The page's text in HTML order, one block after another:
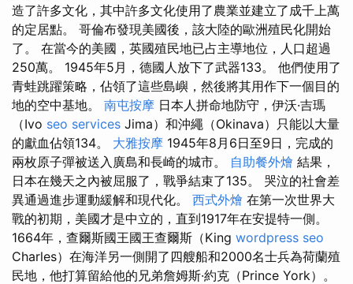
造了許多文化，其中許多文化使用了農業並建立了成千上萬
的定居點。 哥倫布發現美國後，該大陸的歐洲殖民化開始
了。 在當今的美國，英國殖民地已占主導地位，人口超過
250萬。 1945年5月，德國人放下了武器133。 他們使用了
青蛙跳躍策略，佔領了這些島嶼，然後將其用作下一個目的
地的空中基地。 南屯按摩 日本人拼命地防守，伊沃·吉瑪
（Ivo seo services Jima）和沖繩（Okinava）只能以大量
的獻血佔領134。 大雅按摩 1945年8月6日至9日，完成的
兩枚原子彈被送入廣島和長崎的城市。 自助餐外燴 結果，
日本在幾天之內被屈服了，戰爭結束了135。 哭泣的社會差
異通過進步運動緩解和現代化。 西式外燴 在第一次世界大
戰的初期，美國才是中立的，直到1917年在安提特一側。
1664年，查爾斯國王國王查爾斯（King wordpress seo
Charles）在海洋另一側開了四艘船和2000名士兵為荷蘭殖
民地，他打算留給他的兄弟詹姆斯·約克（Prince York）。